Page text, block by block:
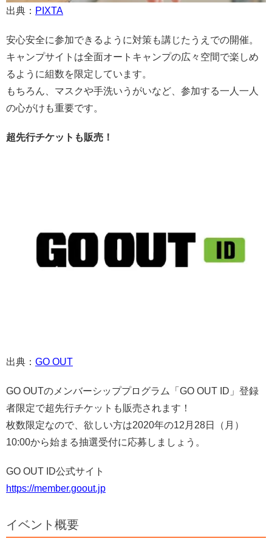
出典： PIXTA
安心安全に参加できるように対策も講じたうえでの開催。
キャンプサイトは全面オートキャンプの広々空間で楽しめ
るように組数を限定しています。
もちろん、マスクや手洗いうがいなど、参加する一人一人
の心がけも重要です。
超先行チケットも販売！
出典： GO OUT
GO OUTのメンバーシッププログラム「GO OUT ID」登録
者限定で超先行チケットも販売されます！
枚数限定なので、欲しい方は2020年の12月28日（月）
10:00から始まる抽選受付に応募しましょう。
GO OUT ID公式サイト
https://member.goout.jp
イベント概要